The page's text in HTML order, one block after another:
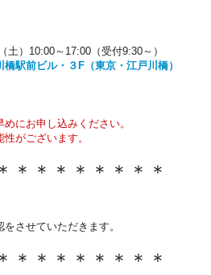
（土）10:00～17:00（受付9:30～ ）
駅前ビル・３F（東京・江戸川橋）
にお申し込みください。
がございます。
＊＊＊＊＊＊＊＊
させていただきます。
＊＊＊＊＊＊＊＊